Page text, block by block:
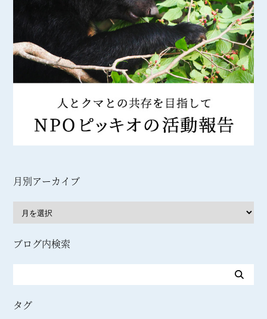
月別アーカイブ
ブログ内検索
タグ